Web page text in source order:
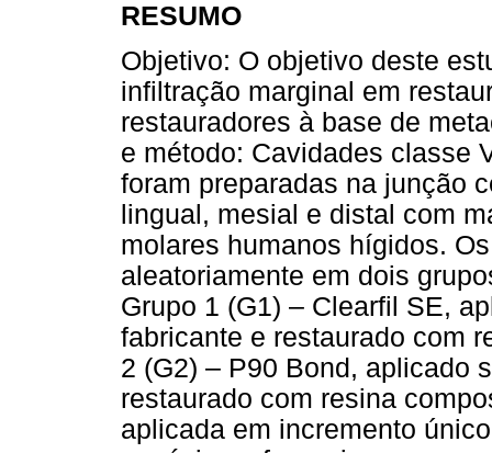
RESUMO
Objetivo: O objetivo deste
infiltração marginal em
restauradores à base de
e método: Cavidades classe
foram preparadas na junção
lingual, mesial e distal com
molares humanos hígidos.
aleatoriamente em dois
Grupo 1 (G1) – Clearfil SE,
fabricante e restaurado com
2 (G2) – P90 Bond, aplicado
restaurado com resina
aplicada em incremento